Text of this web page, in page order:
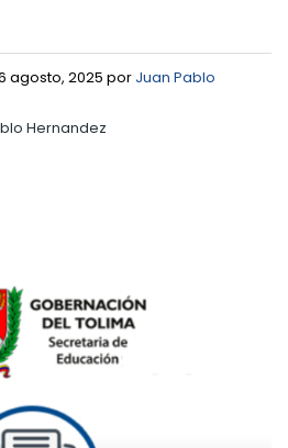
agosto, 2025 por Juan Pablo
Hernandez